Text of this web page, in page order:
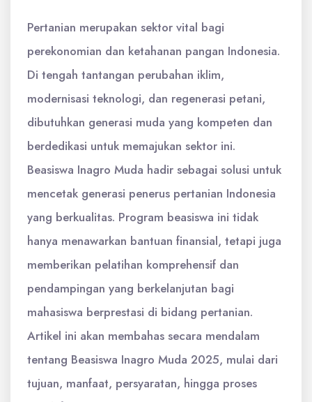
Pertanian merupakan sektor vital bagi
perekonomian dan ketahanan pangan Indonesia.
Di tengah tantangan perubahan iklim,
modernisasi teknologi, dan regenerasi petani,
dibutuhkan generasi muda yang kompeten dan
berdedikasi untuk memajukan sektor ini.
Beasiswa Inagro Muda hadir sebagai solusi untuk
mencetak generasi penerus pertanian Indonesia
yang berkualitas. Program beasiswa ini tidak
hanya menawarkan bantuan finansial, tetapi juga
memberikan pelatihan komprehensif dan
pendampingan yang berkelanjutan bagi
mahasiswa berprestasi di bidang pertanian.
Artikel ini akan membahas secara mendalam
tentang Beasiswa Inagro Muda 2025, mulai dari
tujuan, manfaat, persyaratan, hingga proses